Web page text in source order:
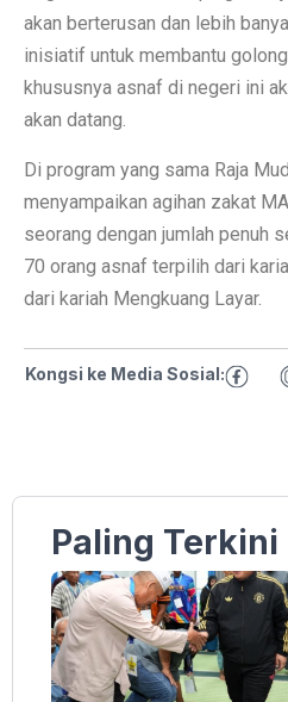
akan berterusan dan lebih
inisiatif untuk membantu
khususnya asnaf di negeri ini
akan datang.
Di program yang sama Raja
menyampaikan agihan zakat
seorang dengan jumlah penuh
70 orang asnaf terpilih dari
dari kariah Mengkuang Layar.
Kongsi ke Media Sosial:
Paling Terkini